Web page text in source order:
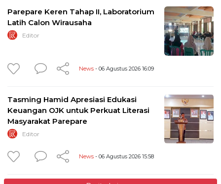
Parepare Keren Tahap II, Laboratorium
Latih Calon Wirausaha
Editor
News - 06 Agustus 2026 16:09
Tasming Hamid Apresiasi Edukasi
Keuangan OJK untuk Perkuat Literasi
Masyarakat Parepare
Editor
News - 06 Agustus 2026 15:58